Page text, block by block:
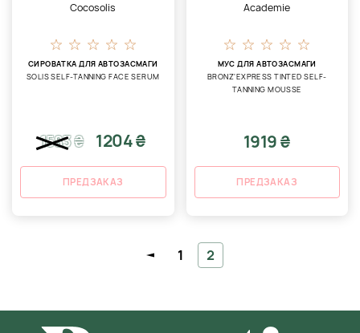
Cocosolis
СИРОВАТКА ДЛЯ АВТОЗАСМАГИ
SOLIS SELF-TANNING FACE SERUM
1583₴ 1204 ₴
ПРЕДЗАКАЗ
Academie
МУС ДЛЯ АВТОЗАСМАГИ
BRONZ'EXPRESS TINTED SELF-
TANNING MOUSSE
1919 ₴
ПРЕДЗАКАЗ
1 2